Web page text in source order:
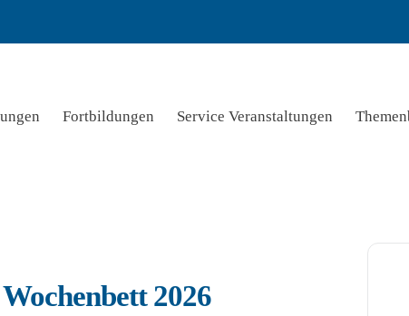
Fortbildungen Service Veranstaltungen
2026